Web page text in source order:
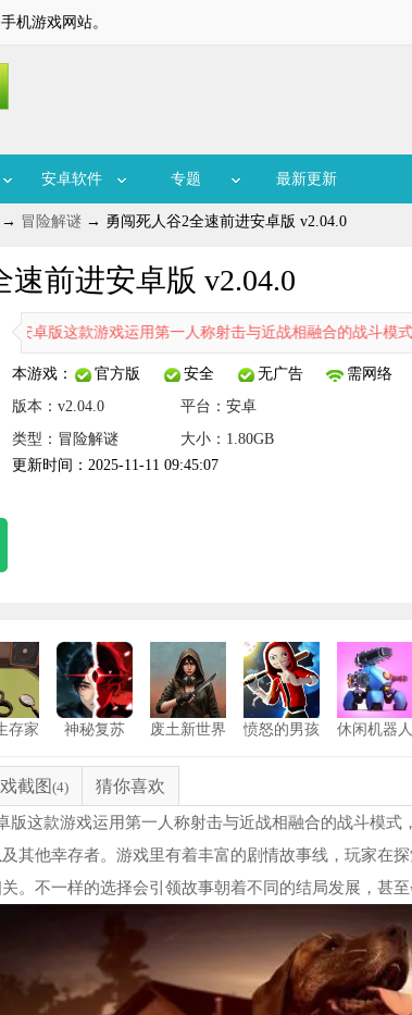
机游戏网站。
安卓软件 专题 最新更新
→ 冒险解谜 → 勇闯死人谷2全速前进安卓版 v2.04.0
速前进安卓版 v2.04.0
这款游戏运用第一人称射击与近战相融合的战斗模式，玩
本游戏： 官方版 安全 无广告
需网络
版本：v2.04.0
平台： 安卓
类型：冒险解谜
大小：1.80GB
更新时间：2025-11-11 09:45:07
存家
神秘复苏
废土新世界
愤怒的男孩
休闲机器人
截图 (4) 猜你喜欢
版这款游戏运用第一人称射击与近战相融合的战斗模
其他幸存者。游戏里有着丰富的剧情故事线，玩家在
。不一样的选择会引领故事朝着不同的结局发展，甚